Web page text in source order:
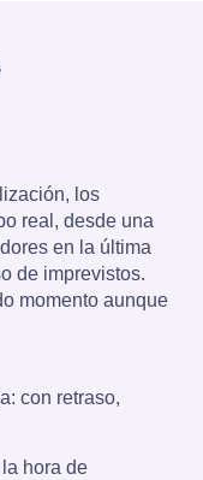
los
real, desde una
en la última
de imprevistos.
momento aunque
con retraso,
hora de